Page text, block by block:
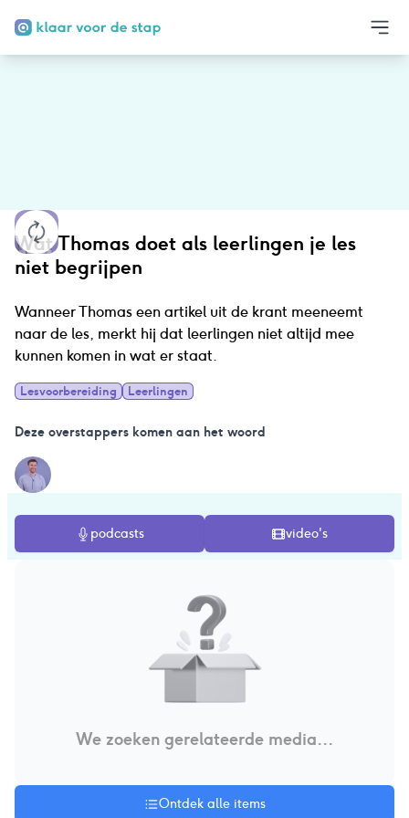
Wat Thomas doet als leerlingen je les
niet begrijpen
Wanneer Thomas een artikel uit de krant meeneemt
naar de les, merkt hij dat leerlingen niet altijd mee
kunnen komen in wat er staat.
Lesvoorbereiding Leerlingen
Deze overstappers komen aan het woord
podcasts video's
We zoeken gerelateerde media...
Ontdek alle items